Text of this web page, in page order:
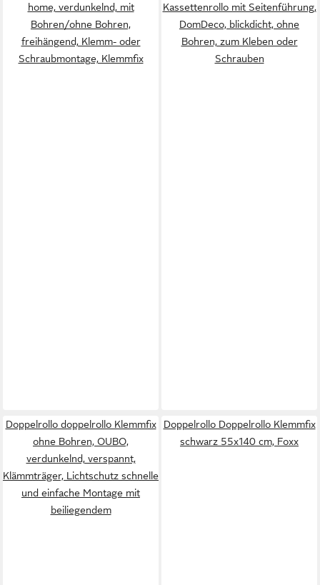
home, verdunkelnd, mit
Bohren/ohne Bohren,
freihängend, Klemm- oder
Schraubmontage, Klemmfix
Kassettenrollo mit Seitenführung,
DomDeco, blickdicht, ohne
Bohren, zum Kleben oder
Schrauben
Doppelrollo doppelrollo Klemmfix
ohne Bohren, OUBO,
verdunkelnd, verspannt,
Klämmträger, Lichtschutz schnelle
und einfache Montage mit
beiliegendem
Doppelrollo Doppelrollo Klemmfix
schwarz 55x140 cm, Foxx